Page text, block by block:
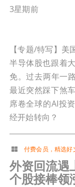
3星期前
【专题/特写】
半导体股也跟着
免。过去两年一
最近突然踩下煞
席卷全球的AI投
经开始转向？
付费会员 ，精选好
外资回流遇
个股接棒领